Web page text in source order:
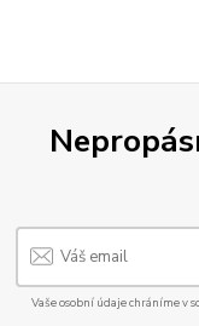
Vaše osobní údaje chráníme v